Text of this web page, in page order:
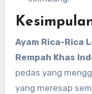
Ayam Rica-Rica
Rempah Khas
pedas yang
yang meresap